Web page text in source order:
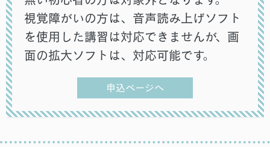
視覚障がいの方は、音声読み上げソフト
を使用した講習は対応できませんが、画
面の拡大ソフトは、対応可能です。
申込ページへ